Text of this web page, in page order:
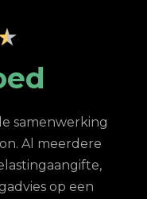
samenwerking
Al meerdere
op een